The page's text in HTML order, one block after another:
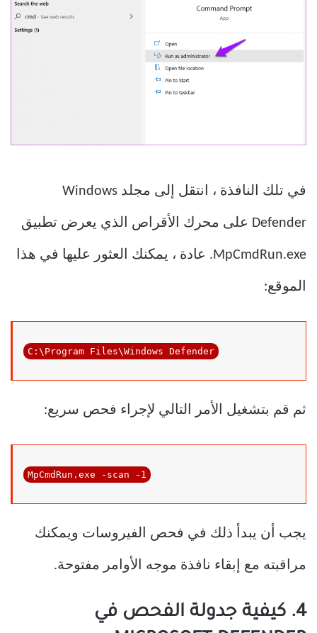
في تلك النافذة ، انتقل إلى مجلد Windows
Defender على محرك الأقراص الذي يعرض تطبيق
MpCmdRun.exe. عادة ، يمكنك العثور عليها في هذا
الموقع:
C:\Program Files\Windows Defender
ثم قم بتشغيل الأمر التالي لإجراء فحص سريع:
MpCmdRun.exe -scan -1
يجب أن يبدأ ذلك في فحص الفيروسات ويمكنك
مراقبته مع إبقاء نافذة موجه الأوامر مفتوحة.
4. كيفية جدولة الفحص في